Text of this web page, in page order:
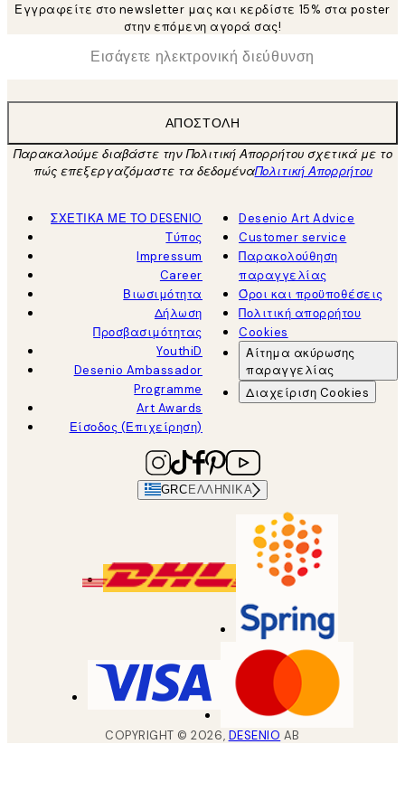
Εγγραφείτε στο newsletter μας και κερδίστε 15% στα poster
στην επόμενη αγορά σας!
Ηλεκτρονική Διεύθυνση
ΑΠΟΣΤΟΛΉ
Παρακαλούμε διαβάστε την Πολιτική Απορρήτου σχετικά με το
πώς επεξεργαζόμαστε τα δεδομέναΠολιτική Απορρήτου
ΣΧΕΤΙΚΑ ΜΕ ΤΟ DESENIO
Τύπος
Impressum
Career
Βιωσιμότητα
Δήλωση
Προσβασιμότητας
YouthiD
Desenio Ambassador
Programme
Art Awards
Είσοδος (Επιχείρηση)
Desenio Art Advice
Customer service
Παρακολούθηση
παραγγελίας
Όροι και προϋποθέσεις
Πολιτική απορρήτου
Cookies
Αίτημα ακύρωσης
παραγγελίας
Διαχείριση Cookies
GRC ΕΛΛΗΝΙΚΆ
COPYRIGHT ©2026, DESENIO AB